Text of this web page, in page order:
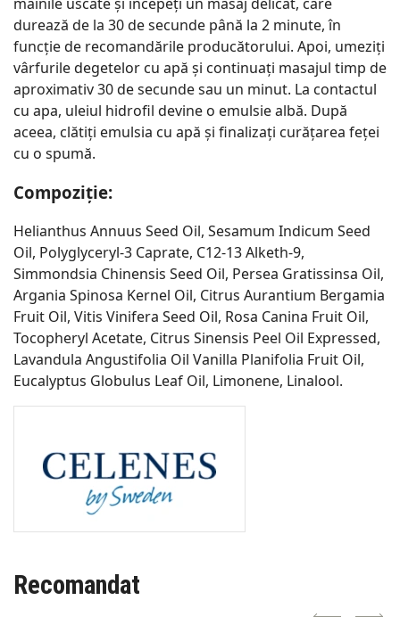
durează de la 30 de secunde până la 2 minute, în
funcție de recomandările producătorului. Apoi, umeziți
vârfurile degetelor cu apă și continuați masajul timp de
aproximativ 30 de secunde sau un minut. La contactul
cu apa, uleiul hidrofil devine o emulsie albă. După
aceea, clătiți emulsia cu apă și finalizați curățarea feței
cu o spumă.
Compoziție:
Helianthus Annuus Seed Oil, Sesamum Indicum Seed
Oil, Polyglyceryl-3 Caprate, C12-13 Alketh-9,
Simmondsia Chinensis Seed Oil, Persea Gratissinsa Oil,
Argania Spinosa Kernel Oil, Citrus Aurantium Bergamia
Fruit Oil, Vitis Vinifera Seed Oil, Rosa Canina Fruit Oil,
Tocopheryl Acetate, Citrus Sinensis Peel Oil Expressed,
Lavandula Angustifolia Oil Vanilla Planifolia Fruit Oil,
Eucalyptus Globulus Leaf Oil, Limonene, Linalool.
Recomandat